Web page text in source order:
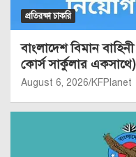
প্রতিরক্ষা চাকরি
বাংলাদেশ বিমান
কোর্স সার্কুলার একসাথে)
August 6, 2026 KFPlanet